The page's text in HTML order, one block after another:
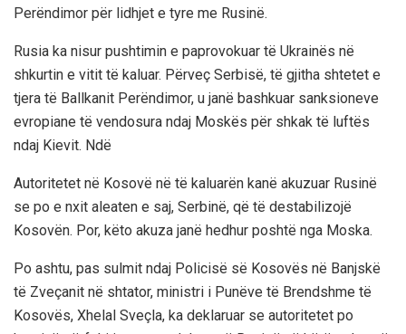
Perëndimor për lidhjet e tyre me Rusinë.
Rusia ka nisur pushtimin e paprovokuar të Ukrainës në
shkurtin e vitit të kaluar. Përveç Serbisë, të gjitha shtetet e
tjera të Ballkanit Perëndimor, u janë bashkuar sanksioneve
evropiane të vendosura ndaj Moskës për shkak të luftës
ndaj Kievit. Ndë
Autoritetet në Kosovë në të kaluarën kanë akuzuar Rusinë
se po e nxit aleaten e saj, Serbinë, që të destabilizojë
Kosovën. Por, këto akuza janë hedhur poshtë nga Moska.
Po ashtu, pas sulmit ndaj Policisë së Kosovës në Banjskë
të Zveçanit në shtator, ministri i Punëve të Brendshme të
Kosovës, Xhelal Sveçla, ka deklaruar se autoritetet po